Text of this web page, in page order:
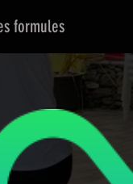
formules